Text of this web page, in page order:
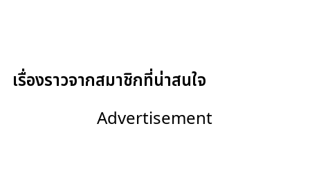
เรื่องราวจากสมาชิกที่น่าสนใจ
Advertisement